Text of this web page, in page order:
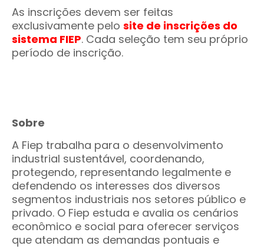
As inscrições devem ser feitas
exclusivamente pelo site de inscrições do
sistema FIEP. Cada seleção tem seu próprio
período de inscrição.
Sobre
A Fiep trabalha para o desenvolvimento
industrial sustentável, coordenando,
protegendo, representando legalmente e
defendendo os interesses dos diversos
segmentos industriais nos setores público e
privado. O Fiep estuda e avalia os cenários
econômico e social para oferecer serviços
que atendam as demandas pontuais e